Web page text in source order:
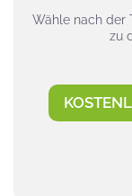
Wähle nach der
zu